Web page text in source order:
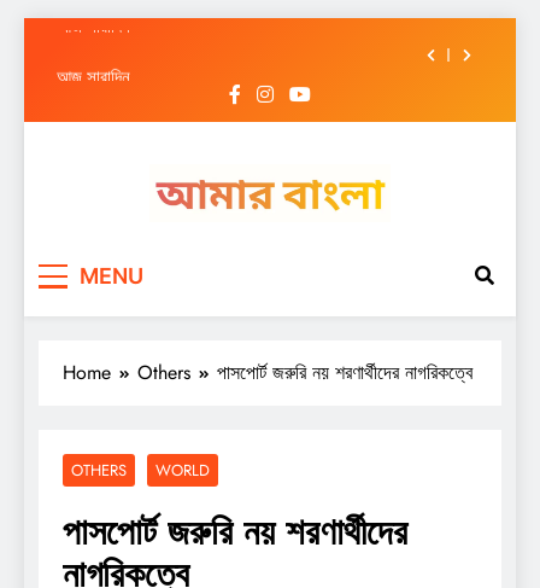
content
MENU
Home Others পাসপোর্ট জরুরি নয় শরণার্থীদের নাগরিকত্বে
OTHERS WORLD
পাসপোর্ট জরুরি নয় শরণার্থীদের
নাগরিকত্বে